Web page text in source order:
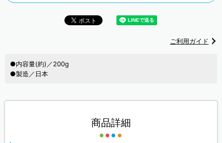
ご利用ガイド
●内容量(約)／200g
●製造／日本
商品詳細